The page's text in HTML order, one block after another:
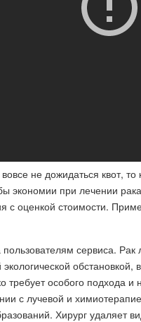
не дожидаться квот,
экономии при лечении
с оценкой стоимости.
пользователям сервиса.
экологической
требует особого подхода
с лучевой и
Хирург удаляет